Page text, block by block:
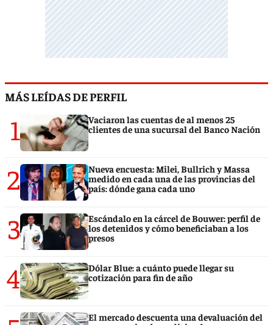
MÁS LEÍDAS DE PERFIL
1
Vaciaron las cuentas de al menos 25
clientes de una sucursal del Banco Nación
2
Nueva encuesta: Milei, Bullrich y Massa
medido en cada una de las provincias del
país: dónde gana cada uno
3
Escándalo en la cárcel de Bouwer: perfil de
los detenidos y cómo beneficiaban a los
presos
4
Dólar Blue: a cuánto puede llegar su
cotización para fin de año
El mercado descuenta una devaluación del